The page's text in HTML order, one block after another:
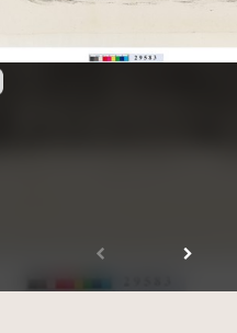
受著作權法保護-僅限於本平台有限度公開瀏覽